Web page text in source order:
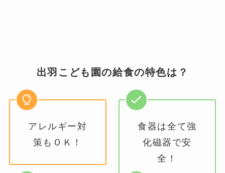
出羽こども園の給食の特色は？
アレルギー対
策もＯＫ！
食器は全て強
化磁器で安
全！